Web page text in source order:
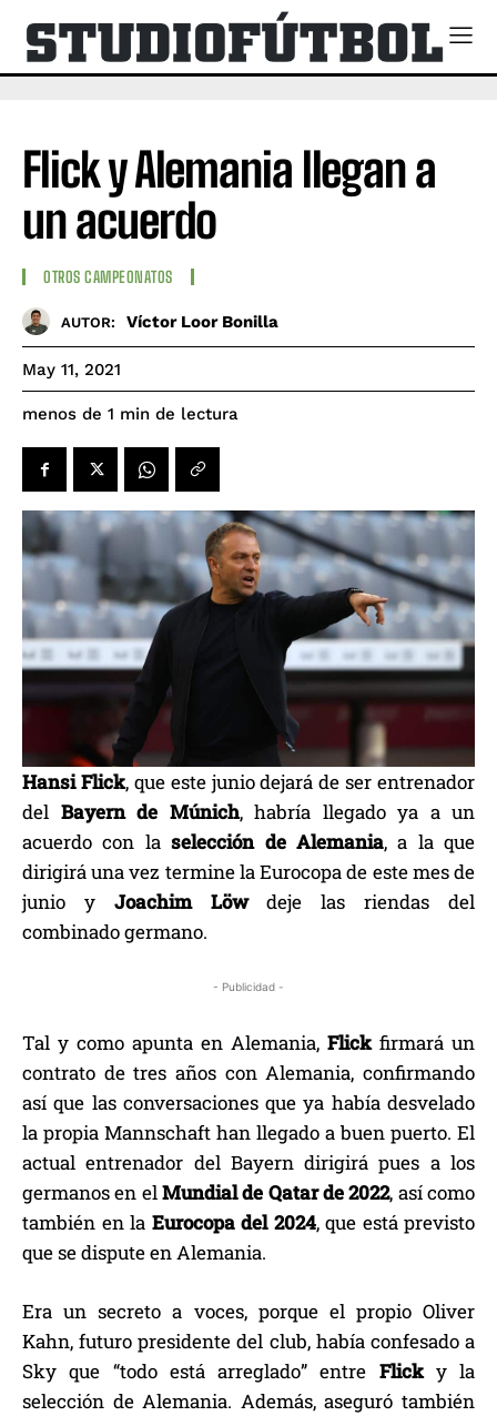
Flick y Alemania llegan a
un acuerdo
OTROS CAMPEONATOS
AUTOR: Víctor Loor Bonilla
May 11, 2021
menos de 1 min de lectura
Hansi Flick, que este junio dejará de ser entrenador
del Bayern de Múnich, habría llegado ya a un
acuerdo con laselección de Alemania, a la que
dirigirá una vez termine la Eurocopa de este mes de
junio y Joachim Löwdeje las riendas del
combinado germano.
- Publicidad -
Tal y como apunta en Alemania, Flick firmará un
contrato de tres años con Alemania, confirmando
así que las conversaciones que ya había desvelado
la propia Mannschaft han llegado a buen puerto. El
actual entrenador del Bayern dirigirá pues a los
germanos en elMundial de Qatar de 2022, así como
también en la Eurocopa del 2024, que está previsto
que se dispute en Alemania.
Era un secreto a voces, porque el propio Oliver
Kahn, futuro presidente del club, había confesado a
Sky que “todo está arreglado” entre Flick y la
selección de Alemania. Además, aseguró también